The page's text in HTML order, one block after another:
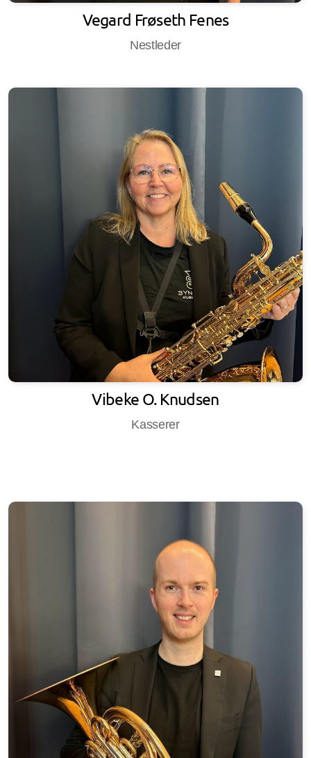
Vegard Frøseth Fenes
Nestleder
Vibeke O. Knudsen
Kasserer